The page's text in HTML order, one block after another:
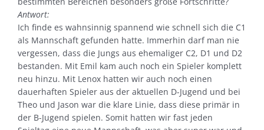
Antwort:
Ich finde es wahnsinnig spannend wie schnell sich die C1
als Mannschaft gefunden hatte. Immerhin darf man nie
vergessen, dass die Jungs aus ehemaliger C2, D1 und D2
bestanden. Mit Emil kam auch noch ein Spieler komplett
neu hinzu. Mit Lenox hatten wir auch noch einen
dauerhaften Spieler aus der aktuellen D-Jugend und bei
Theo und Jason war die klare Linie, dass diese primär in
der B-Jugend spielen. Somit hatten wir fast jeden